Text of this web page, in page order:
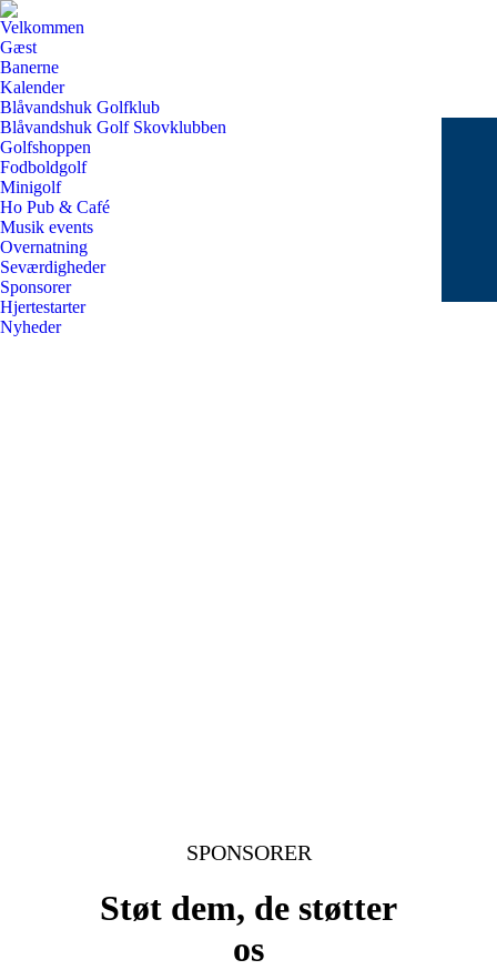
Velkommen
Gæst
Banerne
Kalender
Blåvandshuk Golfklub
Blåvandshuk Golf Skovklubben
Golfshoppen
Fodboldgolf
Minigolf
Ho Pub & Café
Musik events
Overnatning
Seværdigheder
Sponsorer
Hjertestarter
Nyheder
SPONSORER
Støt dem, de støtter
os